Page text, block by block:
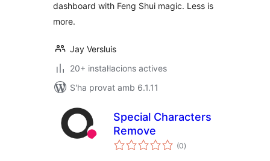
dashboard with Feng Shui magic. Less is
more.
Jay Versluis
20+ instal·lacions actives
S'ha provat amb 6.1.11
Special Characters
Remove
(0puntuacions
totals
)